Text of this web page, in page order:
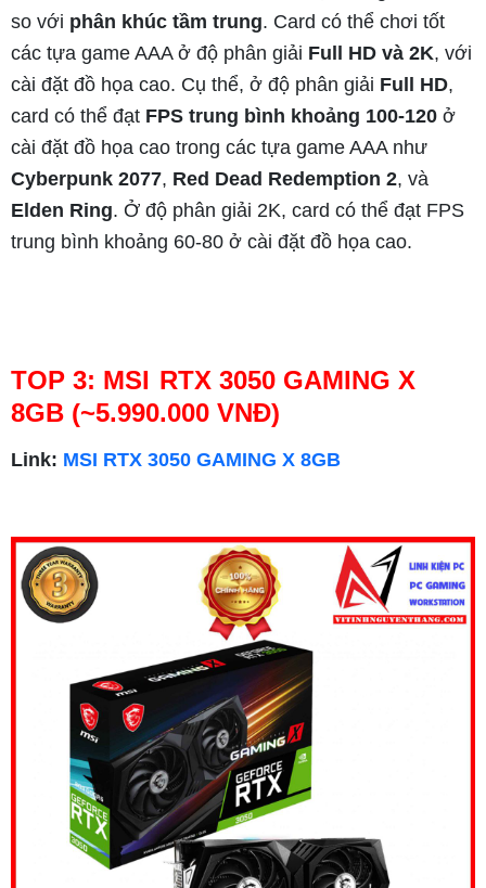
so với phân khúc tầm trung. Card có thể chơi tốt
các tựa game AAA ở độ phân giải Full HD và 2K, với
cài đặt đồ họa cao. Cụ thể, ở độ phân giải Full HD,
card có thể đạt FPS trung bình khoảng 100-120 ở
cài đặt đồ họa cao trong các tựa game AAA như
Cyberpunk 2077, Red Dead Redemption 2, và
Elden Ring. Ở độ phân giải 2K, card có thể đạt FPS
trung bình khoảng 60-80 ở cài đặt đồ họa cao.
TOP 3: MSI RTX 3050 GAMING X
8GB (~5.990.000 VNĐ)
Link: MSI RTX 3050 GAMING X 8GB